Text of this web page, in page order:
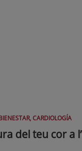
CARDIOLOGÍA
del teu cor a